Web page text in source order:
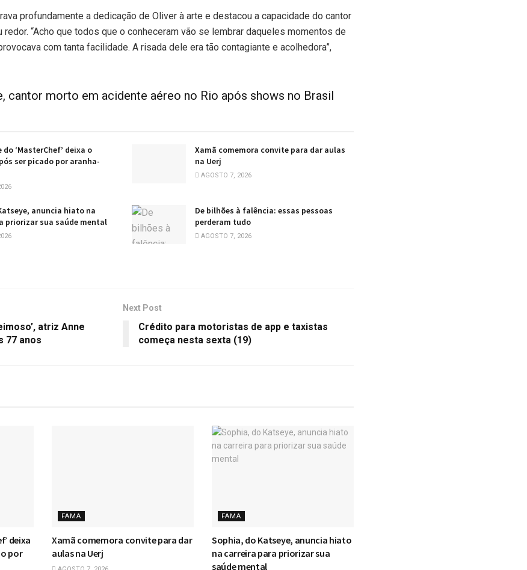
profundamente a dedicação de Oliver à arte e destacou a capacidade do cantor
“Acho que todos que o conheceram vão se lembrar daqueles momentos de
com tanta facilidade. A risada dele era tão contagiante e acolhedora”,
cantor morto em acidente aéreo no Rio após shows no Brasil
‘MasterChef’ deixa o
ser picado por aranha-
Xamã comemora convite para dar aulas
na Uerj
AGOSTO 7, 2026
anuncia hiato na
priorizar sua saúde mental
De bilhões à falência: essas pessoas
perderam tudo
AGOSTO 7, 2026
atriz Anne
77 anos
Next Post
Crédito para motoristas de app e taxistas
começa nesta sexta (19)
deixa
por
FAMA
Xamã comemora convite para dar
aulas na Uerj
FAMA
Sophia, do Katseye, anuncia hiato
na carreira para priorizar sua
saúde mental